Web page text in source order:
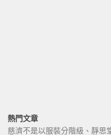
熱門文章
慈濟不是以服裝分階級、靜思